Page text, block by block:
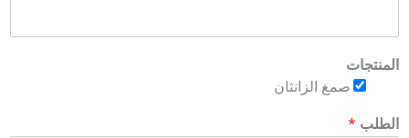
المنتجات
صمغ الزانثان
الطلب *